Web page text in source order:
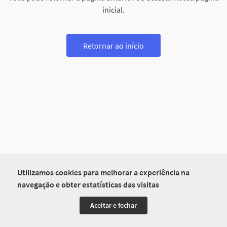
Utilizamos cookies para melhorar a experiência na
navegação e obter estatísticas das visitas
Aceitar e fechar
inicial.
Retornar ao início